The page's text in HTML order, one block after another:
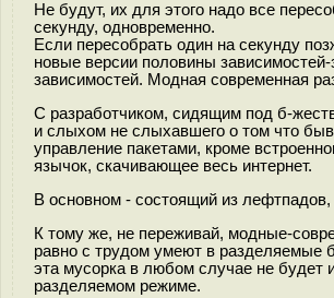
Не будут, их для этого надо все
секунду, одновременно.
Если пересобрать один на секунду
новые версии половины зависимостей-
зависимостей. Модная современная
С разработчиком, сидящим под б-
и слыхом не слыхавшего о том что
управление пакетами, кроме
язычок, скачивающее весь интернет.
В основном - состоящий из лефтпадов,
К тому же, не переживай, модные-
равно с трудом умеют в разделяемые
эта мусорка в любом случае не будет
разделяемом режиме.